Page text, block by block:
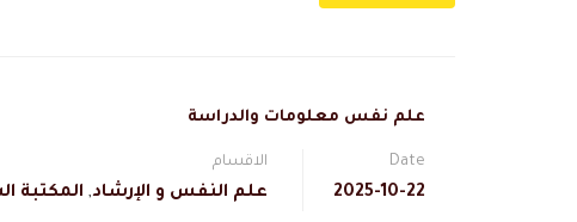
علم نفس معلومات والدراسة
Date
2025-10-22
الاقسام
علم النفس و الإرشاد, المكتبة